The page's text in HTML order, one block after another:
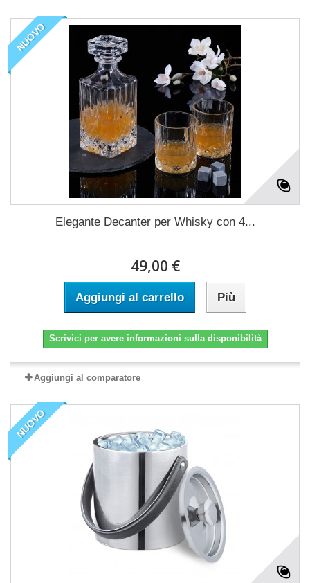
NUOVO
Elegante Decanter per Whisky con 4...
49,00 €
Aggiungi al carrello Più
Scrivici per avere informazioni sulla disponibilità
Aggiungi al comparatore
NUOVO